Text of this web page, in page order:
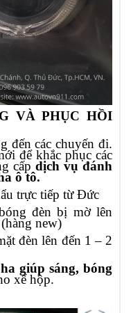
VÀ PHỤC HỒI
đến các chuyến đi.
để khắc phục các
cấp dịch vụ đánh
ô tô.
trực tiếp từ Đức
đèn bị mờ lên
new)
đèn lên đến 1 – 2
giúp sáng, bóng
xế hộp.